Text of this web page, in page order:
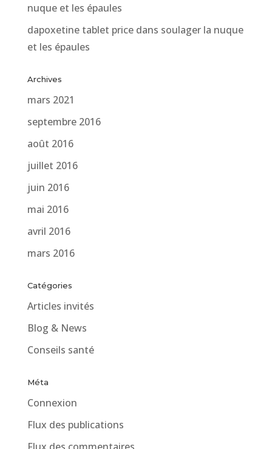
nuque et les épaules
dapoxetine tablet pricedans soulager la nuque
et les épaules
Archives
mars 2021
septembre 2016
août 2016
juillet 2016
juin 2016
mai 2016
avril 2016
mars 2016
Catégories
Articles invités
Blog & News
Conseils santé
Méta
Connexion
Flux des publications